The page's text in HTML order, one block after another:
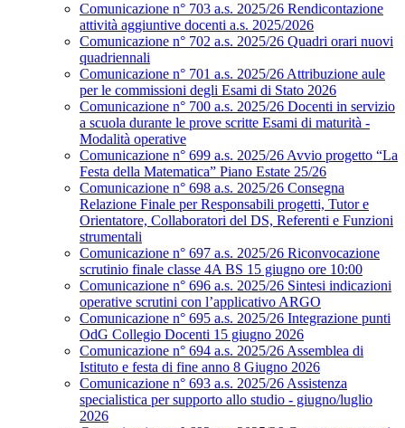
Comunicazione n° 703 a.s. 2025/26 Rendicontazione
attività aggiuntive docenti a.s. 2025/2026
Comunicazione n° 702 a.s. 2025/26 Quadri orari nuovi
quadriennali
Comunicazione n° 701 a.s. 2025/26 Attribuzione aule
per le commissioni degli Esami di Stato 2026
Comunicazione n° 700 a.s. 2025/26 Docenti in servizio
a scuola durante le prove scritte Esami di maturità -
Modalità operative
Comunicazione n° 699 a.s. 2025/26 Avvio progetto “La
Festa della Matematica” Piano Estate 25/26
Comunicazione n° 698 a.s. 2025/26 Consegna
Relazione Finale per Responsabili progetti, Tutor e
Orientatore, Collaboratori del DS, Referenti e Funzioni
strumentali
Comunicazione n° 697 a.s. 2025/26 Riconvocazione
scrutinio finale classe 4A BS 15 giugno ore 10:00
Comunicazione n° 696 a.s. 2025/26 Sintesi indicazioni
operative scrutini con l’applicativo ARGO
Comunicazione n° 695 a.s. 2025/26 Integrazione punti
OdG Collegio Docenti 15 giugno 2026
Comunicazione n° 694 a.s. 2025/26 Assemblea di
Istituto e festa di fine anno 8 Giugno 2026
Comunicazione n° 693 a.s. 2025/26 Assistenza
specialistica per supporto allo studio - giugno/luglio
2026